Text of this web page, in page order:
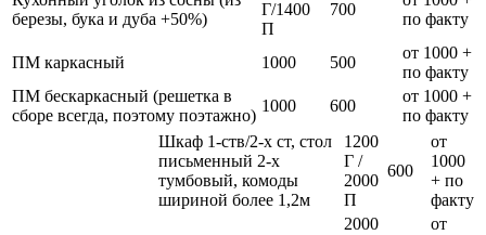
березы, бука и дуба +50%)
Г/1400
П
700
по факту
ПМ каркасный 1000 500
от 1000 +
по факту
ПМ бескаркасный (решетка в
сборе всегда, поэтому поэтажно)
1000 600
от 1000 +
по факту
Шкаф 1-ств/2-х ст, стол
письменный 2-х
тумбовый, комоды
шириной более 1,2м
1200
Г /
2000
П
600
от
1000
+ по
факту
2000
от